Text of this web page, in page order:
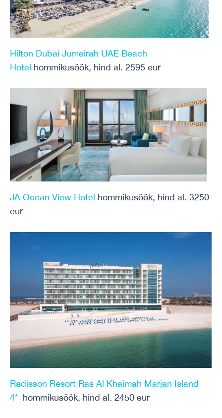
Hilton Dubai Jumeirah UAE Beach
Hotel hommikusöök, hind al. 2595 eur
JA Ocean View Hotel hommikusöök, hind al. 3250
eur
Radisson Resort Ras Al Khaimah Marjan Island
4* hommikusöök, hind al. 2450 eur